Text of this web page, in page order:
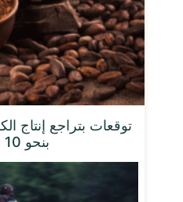
توقعات بتراجع إنتاج
بنحو 10 بالمائة